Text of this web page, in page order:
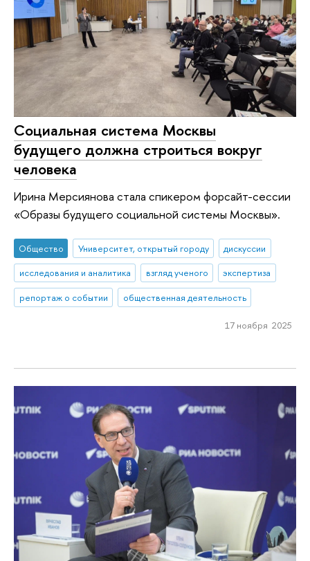
Социальная система Москвы
будущего должна строиться вокруг
человека
Ирина Мерсиянова стала спикером форсайт-сессии
«Образы будущего социальной системы Москвы».
Общество Университет, открытый городу
дискуссии
исследования и аналитика
взгляд ученого
экспертиза
репортаж о событии
общественная деятельность
17 ноября 2025